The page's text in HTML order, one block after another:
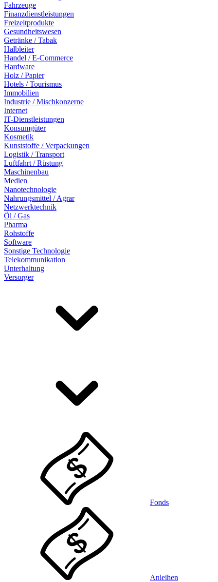
Fahrzeuge
Finanzdienstleistungen
Freizeitprodukte
Gesundheitswesen
Getränke / Tabak
Halbleiter
Handel / E-Commerce
Hardware
Holz / Papier
Hotels / Tourismus
Immobilien
Industrie / Mischkonzerne
Internet
IT-Dienstleistungen
Konsumgüter
Kosmetik
Kunststoffe / Verpackungen
Logistik / Transport
Luftfahrt / Rüstung
Maschinenbau
Medien
Nanotechnologie
Nahrungsmittel / Agrar
Netzwerktechnik
Öl / Gas
Pharma
Rohstoffe
Software
Sonstige Technologie
Telekommunikation
Unterhaltung
Versorger
Fonds
Anleihen